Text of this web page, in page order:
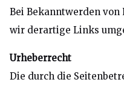
Bei Bekanntwerden
wir derartige Links
Urheberrecht
Die durch die